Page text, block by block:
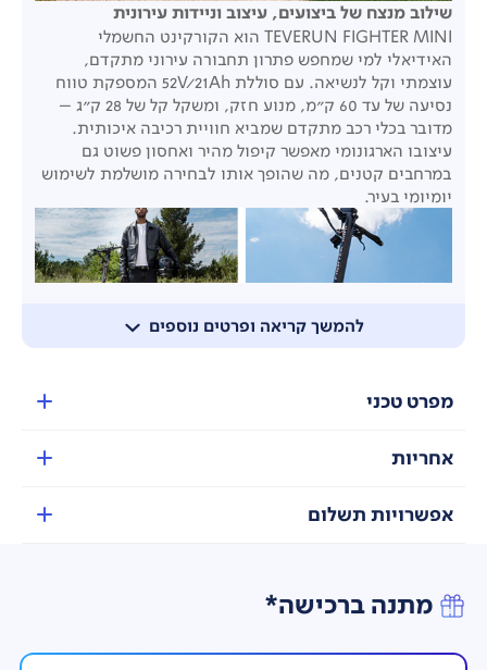
להמשך קריאה ופרטים נוספים
שילובמנצח שלביצועים, עיצוב וניידותעירונית
TEVERUN FIGHTER MINI הוא הקורקינט החשמלי
האידיאלי למי שמחפש פתרון תחבורה עירוני מתקדם,
עוצמתי וקל לנשיאה. עם סוללת 52V/21Ah המספקת טווח
נסיעה של עד 60 ק"מ, מנוע חזק, ומשקל קל של 28 ק"ג –
מדובר בכלי רכב מתקדם שמביא חוויית רכיבה איכותית.
עיצובו הארגונומי מאפשר קיפול מהיר ואחסון פשוט גם
במרחבים קטנים, מה שהופך אותו לבחירה מושלמת לשימוש
יומיומי בעיר.
TEVERUN MINI FIGHTER MINI מצויד בבולמים קדמיים
מפרט טכני
אחריות
אפשרויות תשלום
מתנה ברכישה*